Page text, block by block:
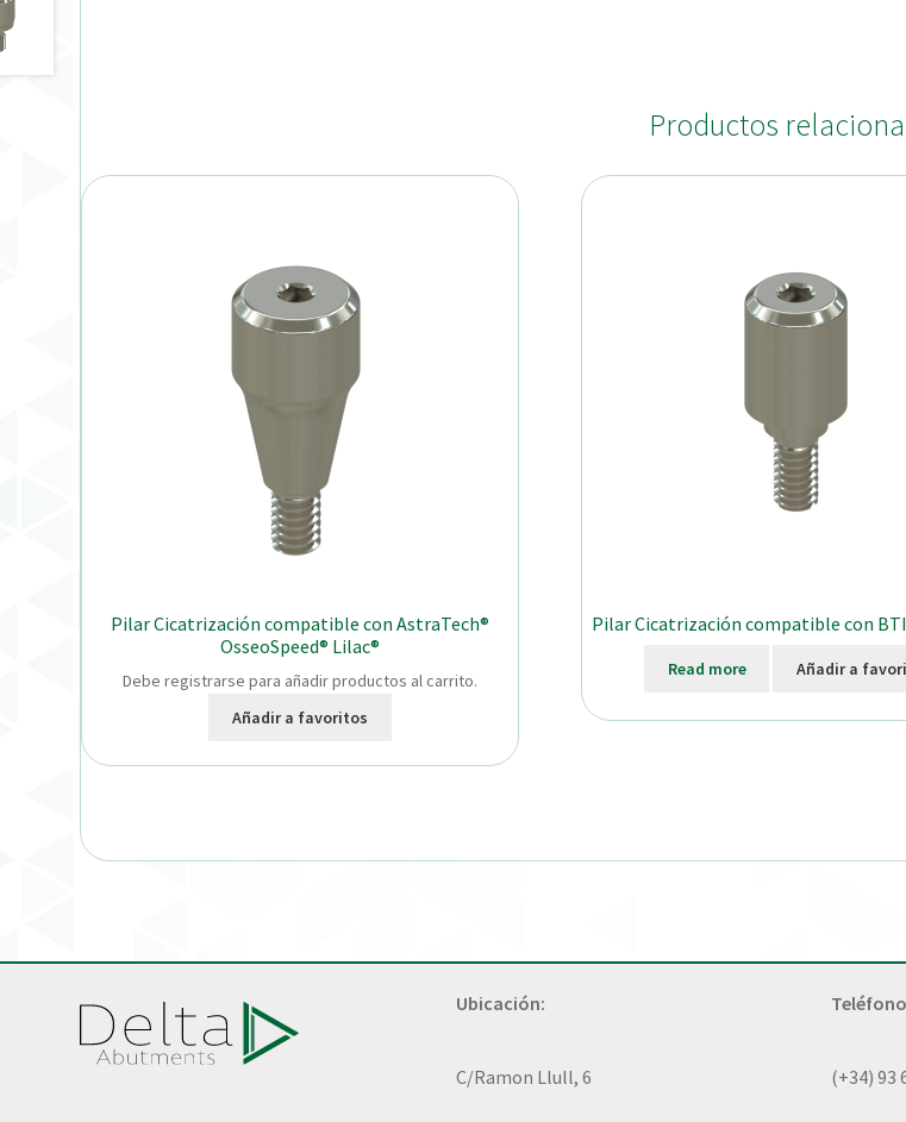
Productos
Pilar Cicatrización compatible con AstraTech®
OsseoSpeed® Lilac®
Debe registrarse para añadir productos al carrito.
Añadir a favoritos
Pilar Cicatrización compatible con
Read more Añadir a
Ubicación:
C/Ramon Llull, 6 (+34) 93